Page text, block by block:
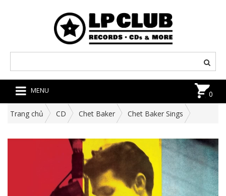
MENU 0
Trang chủ CD Chet Baker Chet Baker Sings